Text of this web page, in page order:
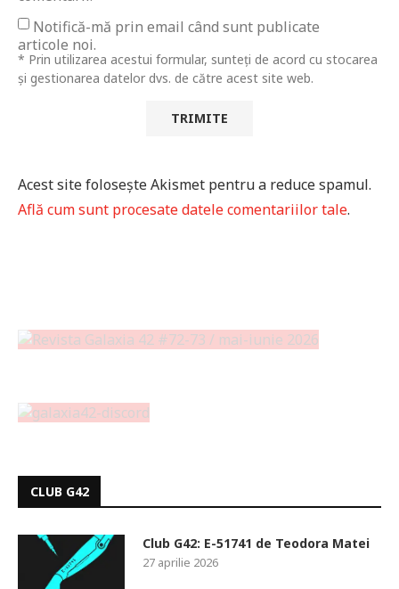
Notifică-mă prin email când sunt publicate
articole noi.
* Prin utilizarea acestui formular, sunteți de acord cu stocarea
și gestionarea datelor dvs. de către acest site web.
Acest site folosește Akismet pentru a reduce spamul.
Află cum sunt procesate datele comentariilor tale.
CLUB G42
Club G42: E-51741 de Teodora Matei
27 aprilie 2026